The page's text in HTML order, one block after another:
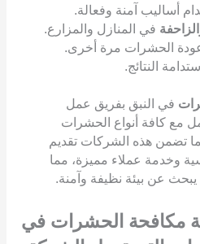
أساليب آمنة وفعالة.
في المنازل والمزارع.
الحشرات مرة أخرى.
النتائج.
في النبق بفريق عمل
مع كافة أنواع الحشرات
تضمن هذه الشركات تقديم
وخدمة عملاء مميزة، مما
يبحث عن بيئة نظيفة وآمنة.
مكافحة الحشرات في